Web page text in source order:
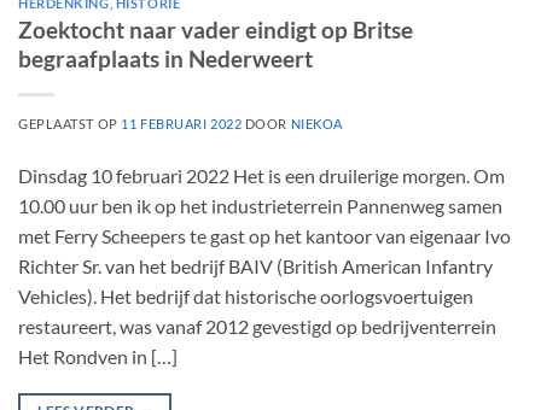
Zoektocht naar vader eindigt op Britse
begraafplaats in Nederweert
GEPLAATST OP 11 FEBRUARI 2022 DOOR NIEKOA
Dinsdag 10 februari 2022 Het is een druilerige morgen. Om
10.00 uur ben ik op het industrieterrein Pannenweg samen
met Ferry Scheepers te gast op het kantoor van eigenaar Ivo
Richter Sr. van het bedrijf BAIV (British American Infantry
Vehicles). Het bedrijf dat historische oorlogsvoertuigen
restaureert, was vanaf 2012 gevestigd op bedrijventerrein
Het Rondven in […]